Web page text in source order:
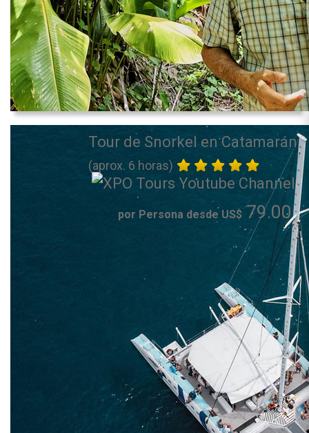
Tour de Snorkel en Catamarán
(aprox. 6 horas)
por Persona desde US$ 79.00